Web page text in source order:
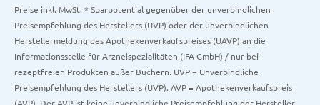
Preise inkl. MwSt. * Sparpotential gegenüber der unverbindlichen
Preisempfehlung des Herstellers (UVP) oder der unverbindlichen
Herstellermeldung des Apothekenverkaufspreises (UAVP) an die
Informationsstelle für Arzneispezialitäten (IFA GmbH) / nur bei
rezeptfreien Produkten außer Büchern. UVP = Unverbindliche
Preisempfehlung des Herstellers (UVP). AVP = Apothekenverkaufspreis